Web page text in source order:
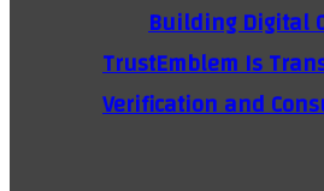
Building Digital
TrustEmblem Is
Verification and